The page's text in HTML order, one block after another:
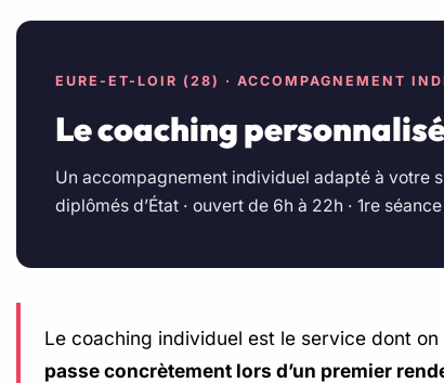
EURE-ET-LOIR (28) · ACCOMPAGNEMENT
Le coaching
Un accompagnement individuel adapté à votre
diplômés d’État · ouvert de 6h à 22h · 1re
Le coaching individuel est le service dont
passe concrètement lors d’un premier